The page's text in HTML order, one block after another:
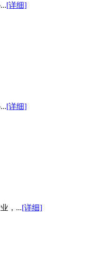
[详细]
[详细]
，...[详细]